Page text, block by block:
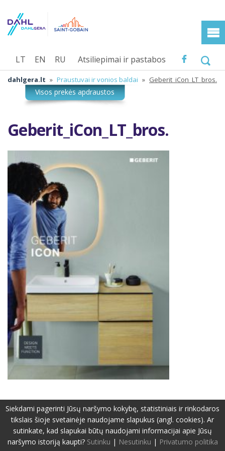
Atsiliepimai ir pastabos
LT EN RU
dahlgera.lt » Praustuvai ir vonios baldai » Geberit_iCon_LT_bros.
Geberit_iCon_LT_bros.
©2019-2026 Visos teisės apsaugotos.Privatumo politika
Svetainę sukūrė:www.pepa.lt
Siekdami pagerinti Jūsų naršymo kokybę, statistiniais ir rinkodaros
tikslais šioje svetainėje naudojame slapukus (angl. cookies). Ar
sutinkate, kad slapukai būtų naudojami informacijai apie Jūsų
naršymo istoriją kaupti? Sutinku | Nesutinku | Privatumo politika